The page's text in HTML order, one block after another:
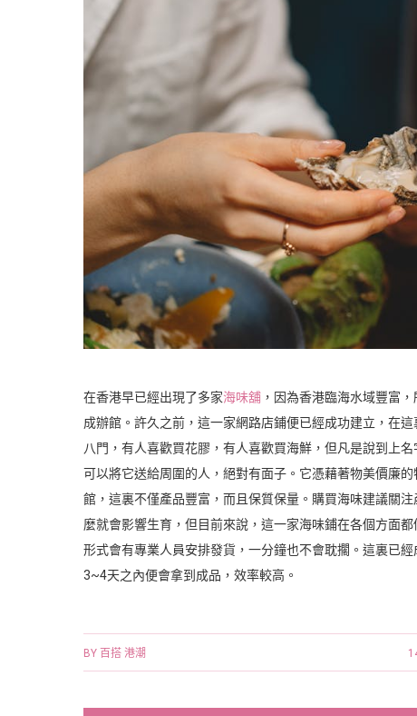
在香港早已經出現了多家海味舖 ，因為香港臨海水域豐富
成辦館。許久之前，這一家網路店鋪便已經成功建立，在
八門，有人喜歡買花膠，有人喜歡買海鮮，但凡是說到上
可以將它送給周圍的人，絕對有面子。它憑藉著物美價廉
館，這裏不僅產品豐富，而且保質保量。購買海味建議關
麼就會影響生育，但目前來說，這一家海味鋪在各個方面
形式會有專業人員安排發貨，一分鐘也不會耽擱。這裏已
3~4天之內便會拿到成品，效率較高。
BY 百搭 港潮